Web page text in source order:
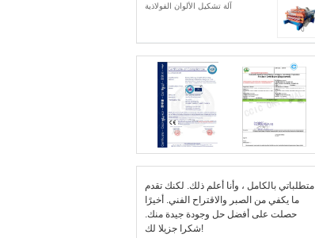
آلة تشكيل الألوان الفولاذية
متطلباتي بالكامل ، وأنا أعلم ذلك. لكنك تقدم
ما يكفي من الصبر والاقتراح الفني. أخيرًا
حصلت على أفضل حل وجودة جيدة منك.
شكرا جزيلا لك!